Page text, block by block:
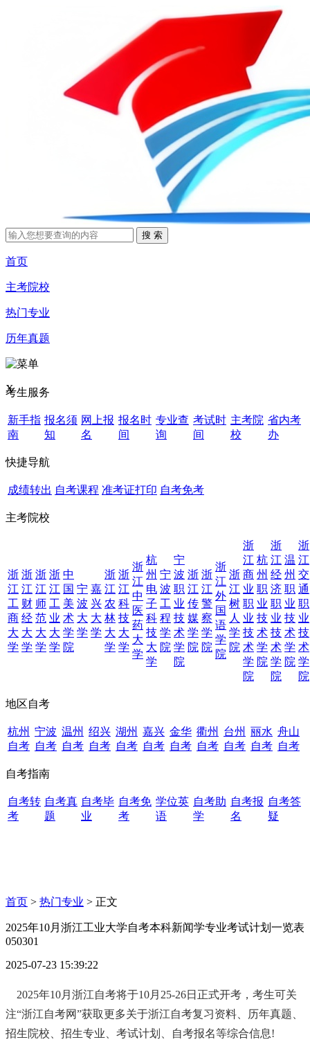
首页
主考院校
热门专业
历年真题
X
考生服务
新手指
南
报名须
知
网上报
名
报名时
间
专业查
询
考试时
间
主考院
校
省内考
办
快捷导航
成绩转出 自考课程 准考证打印 自考免考
主考院校
浙
江
工
商
大
学
浙
江
财
经
大
学
浙
江
师
范
大
学
浙
江
工
业
大
学
中
国
美
术
学
院
宁
波
大
学
嘉
兴
大
学
浙
江
农
林
大
学
浙
江
科
技
大
学
浙
江
中
医
药
大
学
杭
州
电
子
科
技
大
学
宁
波
工
程
学
院
宁
波
职
业
技
术
学
院
浙
江
传
媒
学
院
浙
江
警
察
学
院
浙
江
外
国
语
学
院
浙
江
树
人
学
院
浙
江
商
业
职
业
技
术
学
院
杭
州
职
业
技
术
学
院
浙
江
经
济
职
业
技
术
学
院
温
州
职
业
技
术
学
院
浙
江
交
通
职
业
技
术
学
院
地区自考
杭州
自考
宁波
自考
温州
自考
绍兴
自考
湖州
自考
嘉兴
自考
金华
自考
衢州
自考
台州
自考
丽水
自考
舟山
自考
自考指南
自考转
考
自考真
题
自考毕
业
自考免
考
学位英
语
自考助
学
自考报
名
自考答
疑
首页 > 热门专业 > 正文
2025年10月浙江工业大学自考本科新闻学专业考试计划一览表
050301
2025-07-23 15:39:22
2025年10月浙江自考将于10月25-26日正式开考，考生可关
注“浙江自考网”获取更多关于浙江自考复习资料、历年真题、
招生院校、招生专业、考试计划、自考报名等综合信息!